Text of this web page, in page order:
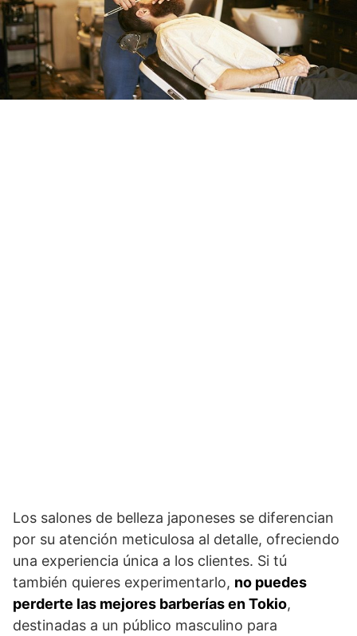
Los salones de belleza japoneses se diferencian
por su atención meticulosa al detalle, ofreciendo
una experiencia única a los clientes. Si tú
también quieres experimentarlo, no puedes
perderte las mejores barberías en Tokio,
destinadas a un público masculino para